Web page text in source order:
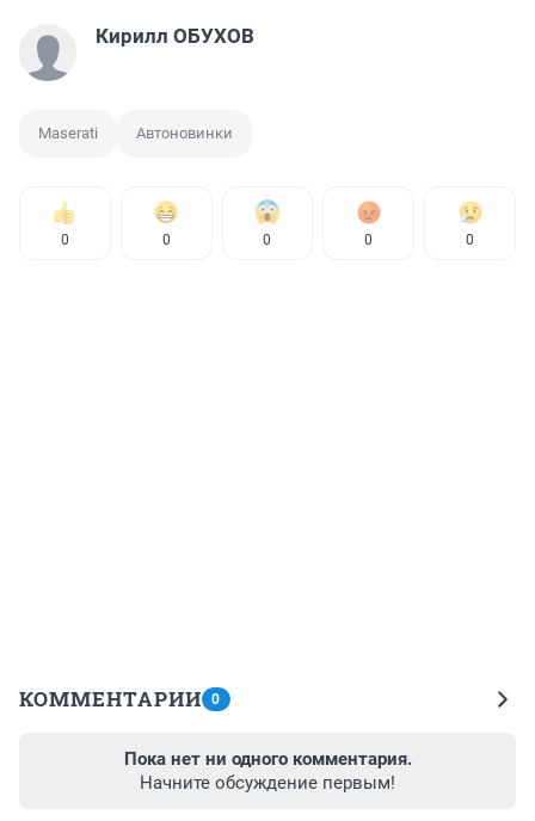
Кирилл ОБУХОВ
Maserati Автоновинки
0 0 0 0 0
КОММЕНТАРИИ 0
Пока нет ни одного комментария.
Начните обсуждение первым!